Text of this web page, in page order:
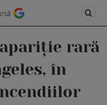
rară
în